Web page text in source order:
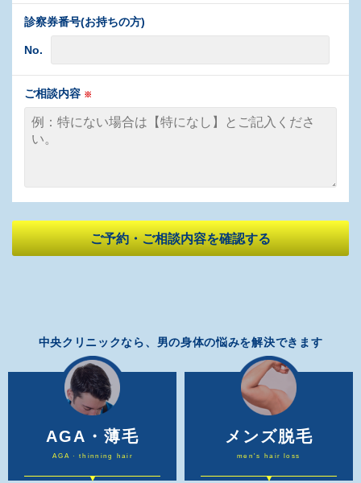
診察券番号(お持ちの方)
No.
ご相談内容 ※
中央クリニックなら、男の身体の悩みを解決できます
AGA・薄毛
AGA · thinning hair
メンズ脱毛
men's hair loss